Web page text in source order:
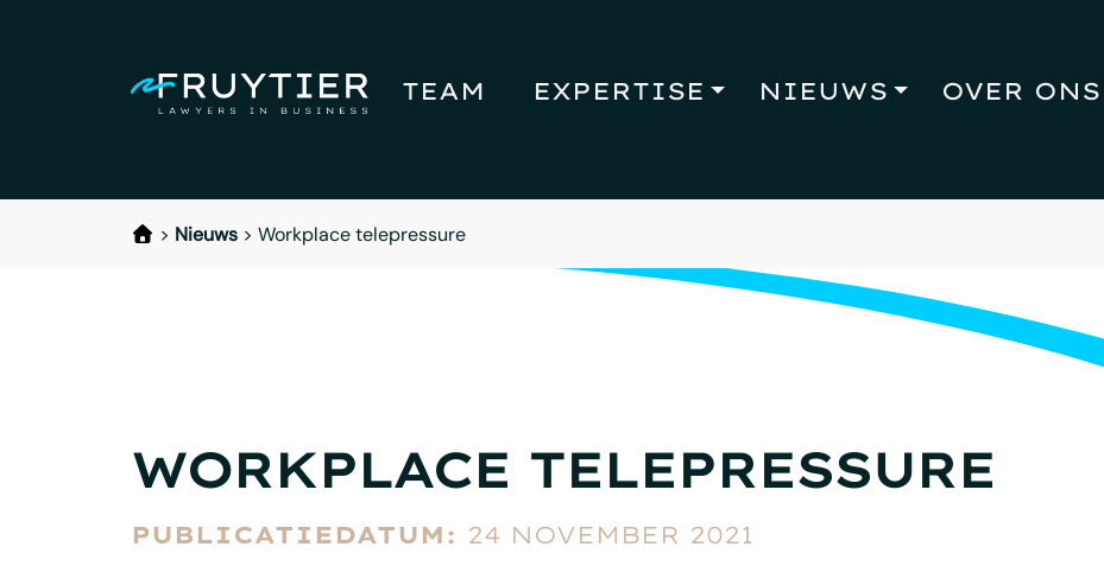
TEAM EXPERTISE NIEUWS OVER ONS
> Nieuws> Workplace telepressure
WORKPLACE TELEPRESSURE
PUBLICATIEDATUM: 24 NOVEMBER 2021